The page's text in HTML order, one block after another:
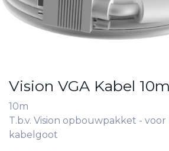
Vision VGA Kabel 10m
10m
T.b.v. Vision opbouwpakket -
kabelgoot